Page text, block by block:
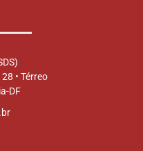
• Térreo
DF